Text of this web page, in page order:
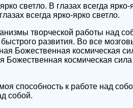
светло. В глазах всегда
всегда ярко-ярко светло.
творческой работы над
быстрого развития. Во все
Божественная космическая
Божественная космическая
способность к работе над
собой.